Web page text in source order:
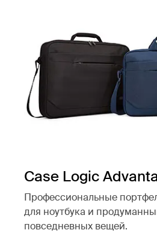
Case Logic
Профессиональные
для ноутбука и
повседневных вещей.